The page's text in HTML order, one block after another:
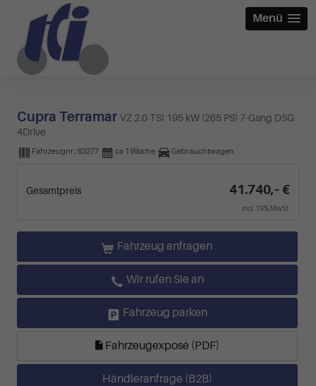
Menü
Cupra Terramar VZ 2.0 TSI 195 kW (265 PS) 7-Gang DSG
4Drive
Fahrzeugnr.:63277 ca 1 Woche Gebrauchtwagen
Gesamtpreis 41.740,– €
incl. 19% MwSt.
Fahrzeug anfragen
Wir rufen Sie an
Fahrzeug parken
Fahrzeugexposé (PDF)
Händleranfrage (B2B)